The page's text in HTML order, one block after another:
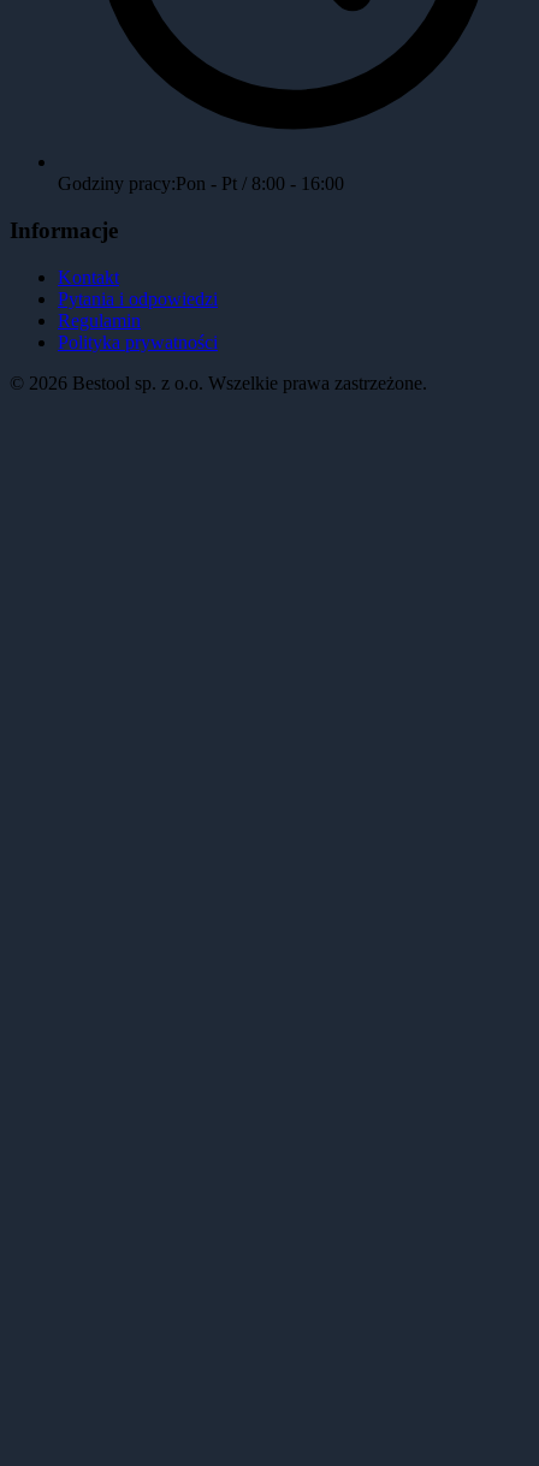
Godziny pracy:Pon - Pt / 8:00 - 16:00
Informacje
Kontakt
Pytania i odpowiedzi
Regulamin
Polityka prywatności
© 2026 Bestool sp. z o.o. Wszelkie prawa zastrzeżone.